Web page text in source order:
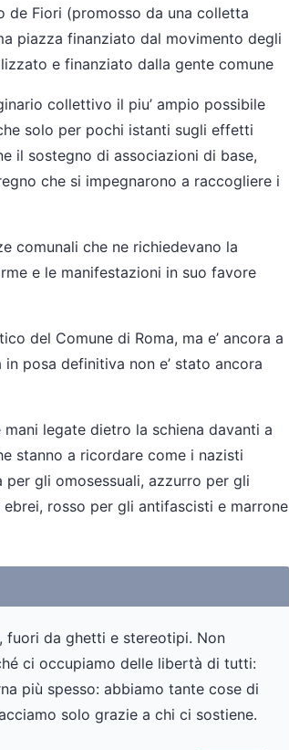
de Fiori (promosso da una colletta
piazza finanziato dal movimento degli
e finanziato dalla gente comune
collettivo il piu’ ampio possibile
solo per pochi istanti sugli effetti
il sostegno di associazioni di base,
che si impegnarono a raccogliere i
comunali che ne richiedevano la
e le manifestazioni in suo favore
del Comune di Roma, ma e’ ancora a
posa definitiva non e’ stato ancora
legate dietro la schiena davanti a
stanno a ricordare come i nazisti
gli omosessuali, azzurro per gli
rosso per gli antifascisti e marrone
fuori da ghetti e stereotipi. Non
ci occupiamo delle libertà di tutti:
più spesso: abbiamo tante cose di
solo grazie a chi ci sostiene.